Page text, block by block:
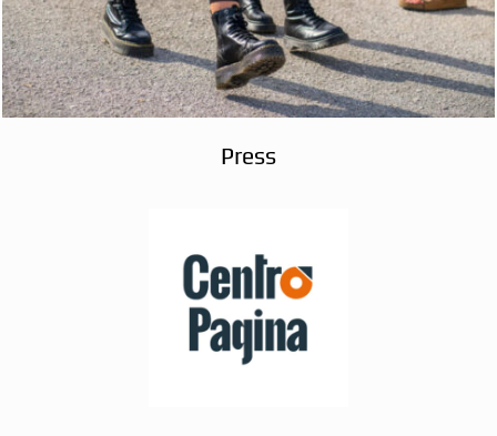
Press